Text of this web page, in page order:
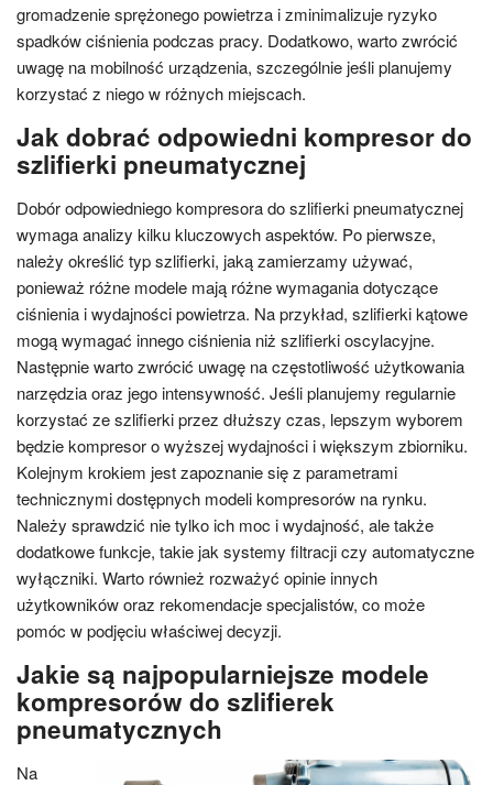
gromadzenie sprężonego powietrza i zminimalizuje ryzyko
spadków ciśnienia podczas pracy. Dodatkowo, warto zwrócić
uwagę na mobilność urządzenia, szczególnie jeśli planujemy
korzystać z niego w różnych miejscach.
Jak dobrać odpowiedni kompresor do
szlifierki pneumatycznej
Dobór odpowiedniego kompresora do szlifierki pneumatycznej
wymaga analizy kilku kluczowych aspektów. Po pierwsze,
należy określić typ szlifierki, jaką zamierzamy używać,
ponieważ różne modele mają różne wymagania dotyczące
ciśnienia i wydajności powietrza. Na przykład, szlifierki kątowe
mogą wymagać innego ciśnienia niż szlifierki oscylacyjne.
Następnie warto zwrócić uwagę na częstotliwość użytkowania
narzędzia oraz jego intensywność. Jeśli planujemy regularnie
korzystać ze szlifierki przez dłuższy czas, lepszym wyborem
będzie kompresor o wyższej wydajności i większym zbiorniku.
Kolejnym krokiem jest zapoznanie się z parametrami
technicznymi dostępnych modeli kompresorów na rynku.
Należy sprawdzić nie tylko ich moc i wydajność, ale także
dodatkowe funkcje, takie jak systemy filtracji czy automatyczne
wyłączniki. Warto również rozważyć opinie innych
użytkowników oraz rekomendacje specjalistów, co może
pomóc w podjęciu właściwej decyzji.
Jakie są najpopularniejsze modele
kompresorów do szlifierek
pneumatycznych
Na